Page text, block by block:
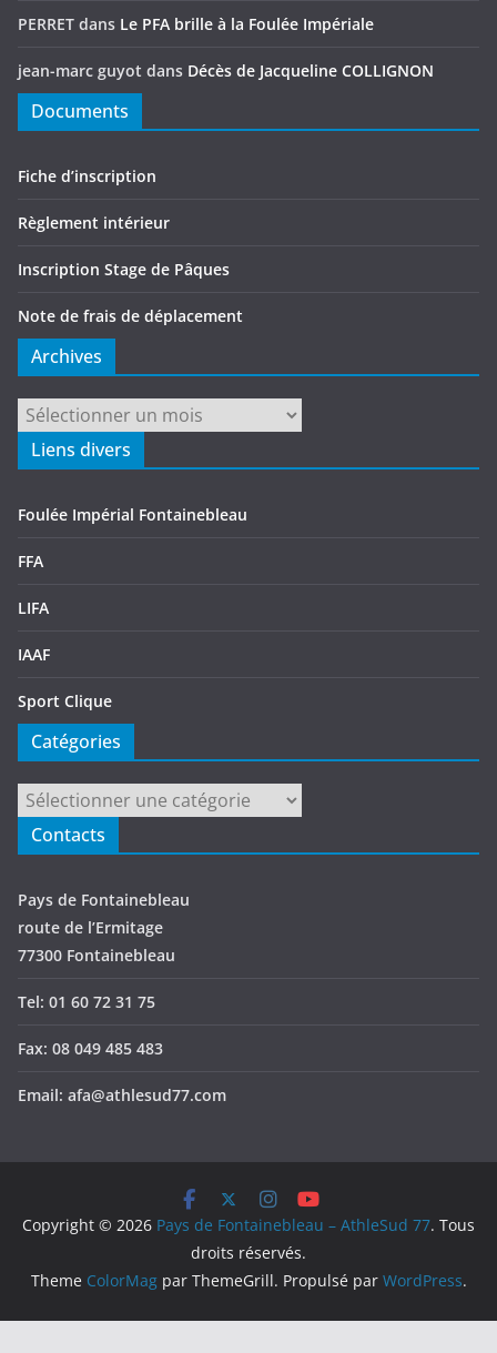
PERRET dans Le PFA brille à la Foulée Impériale
jean-marc guyot dans Décès de Jacqueline COLLIGNON
Documents
Fiche d’inscription
Règlement intérieur
Inscription Stage de Pâques
Note de frais de déplacement
Archives
Archives
Liens divers
Foulée Impérial Fontainebleau
FFA
LIFA
IAAF
Sport Clique
Catégories
Catégories
Contacts
Pays de Fontainebleau
route de l’Ermitage
77300 Fontainebleau
Tel: 01 60 72 31 75
Fax: 08 049 485 483
Email: afa@athlesud77.com
Copyright © 2026 Pays de Fontainebleau – AthleSud 77. Tous
droits réservés.
Theme ColorMagpar ThemeGrill. Propulsé par WordPress.